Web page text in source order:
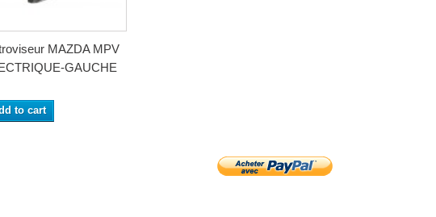
MAZDA MPV
GAUCHE
to cart